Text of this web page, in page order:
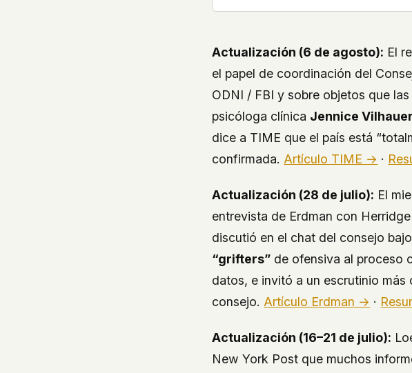
Actualización (6 de agosto): El
el papel de coordinación del
ODNI / FBI y sobre objetos que
psicóloga clínica Jennice Vilhauer
dice a TIME que el país está
confirmada. Artículo TIME → ·
Actualización (28 de julio): El
entrevista de Erdman con
discutió en el chat del consejo
“grifters” de ofensiva al proceso
datos, e invitó a un escrutinio más
consejo. Artículo Erdman → ·
Actualización (16–21 de julio):
New York Post que muchos